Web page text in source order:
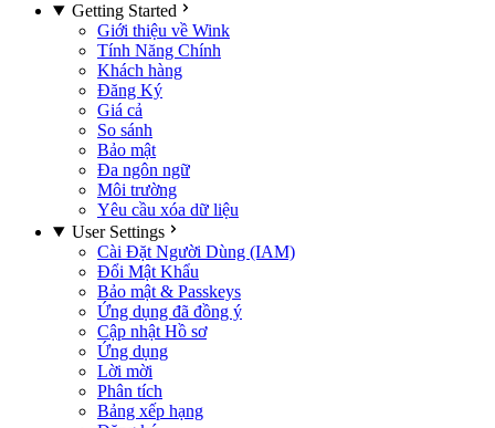
Getting Started
Giới thiệu về Wink
Tính Năng Chính
Khách hàng
Đăng Ký
Giá cả
So sánh
Bảo mật
Đa ngôn ngữ
Môi trường
Yêu cầu xóa dữ liệu
User Settings
Cài Đặt Người Dùng (IAM)
Đổi Mật Khẩu
Bảo mật & Passkeys
Ứng dụng đã đồng ý
Cập nhật Hồ sơ
Ứng dụng
Lời mời
Phân tích
Bảng xếp hạng